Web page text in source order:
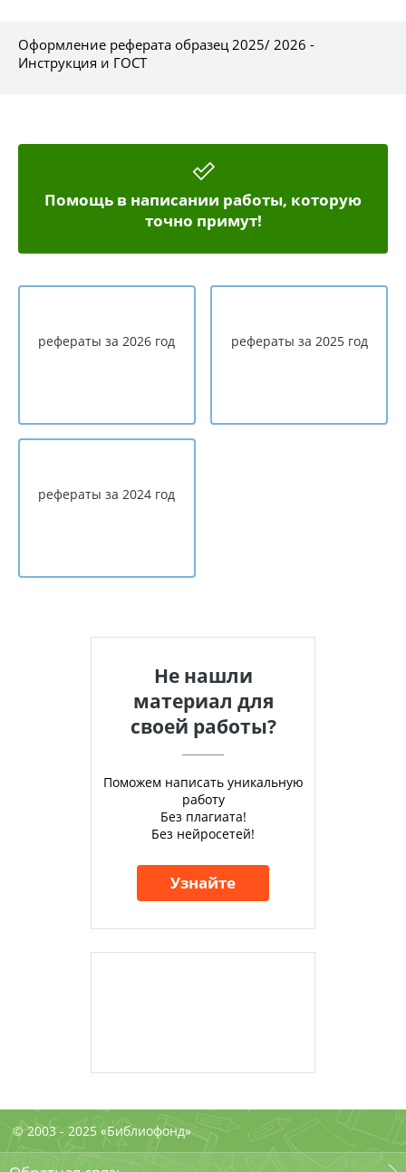
Оформление реферата образец 2025/ 2026 -
Инструкция и ГОСТ
Помощь в написании работы, которую
точно примут!
рефераты за 2026 год рефераты за 2025 год
рефераты за 2024 год
Не нашли
материал для
своей работы?
Поможем написать уникальную
работу
Без плагиата!
Без нейросетей!
Узнайте
© 2003 - 2025 «Библиофонд»